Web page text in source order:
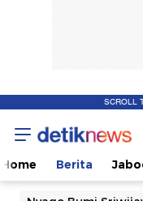
SCROLL
Home Berita